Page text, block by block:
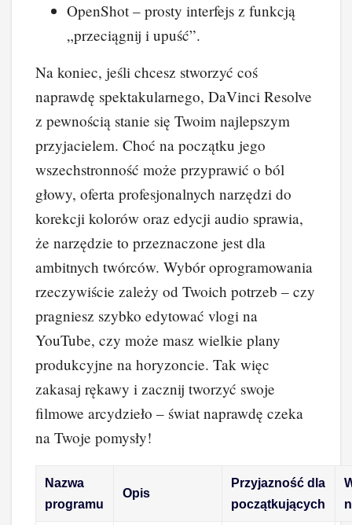
OpenShot – prosty interfejs z funkcją
„przeciągnij i upuść”.
Na koniec, jeśli chcesz stworzyć coś
naprawdę spektakularnego, DaVinci Resolve
z pewnością stanie się Twoim najlepszym
przyjacielem. Choć na początku jego
wszechstronność może przyprawić o ból
głowy, oferta profesjonalnych narzędzi do
korekcji kolorów oraz edycji audio sprawia,
że narzędzie to przeznaczone jest dla
ambitnych twórców. Wybór oprogramowania
rzeczywiście zależy od Twoich potrzeb – czy
pragniesz szybko edytować vlogi na
YouTube, czy może masz wielkie plany
produkcyjne na horyzoncie. Tak więc
zakasaj rękawy i zacznij tworzyć swoje
filmowe arcydzieło – świat naprawdę czeka
na Twoje pomysły!
Nazwa
programu
Opis
Przyjazność dla
początkujących